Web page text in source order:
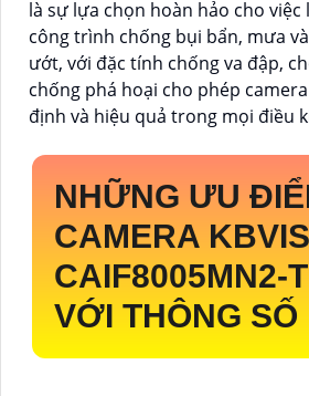
là sự lựa chọn hoàn hảo cho việc
công trình chống bụi bẩn, mưa
ướt, với đặc tính chống va đập,
chống phá hoại cho phép
định và hiệu quả trong mọi điều
NHỮNG ƯU
CAMERA
CAIF8005MN2-
VỚI THÔNG SỐ